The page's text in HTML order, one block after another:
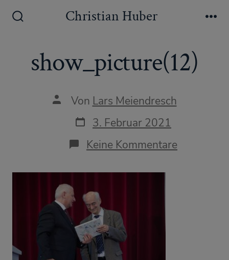
Inhalt
Christian Huber
show_picture(12)
Autor
Beitrags
Von Lars Meiendresch
Datum
des
Beitrags
3. Februar 2021
Keine Kommentare